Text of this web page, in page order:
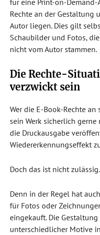
für eine Print-on-
Rechte an der Gestaltung
Autor liegen. Dies gilt
Schaubilder und Fotos,
nicht vom Autor stammen.
Die Rechte-
verzwickt sein
Wer die E-Book-Rechte
sein Werk sicherlich
die Druckausgabe
Wiedererkennungseffekt
Doch das ist nicht zulässig.
Denn in der Regel hat
für Fotos oder
eingekauft. Die
unterschiedlicher Motive